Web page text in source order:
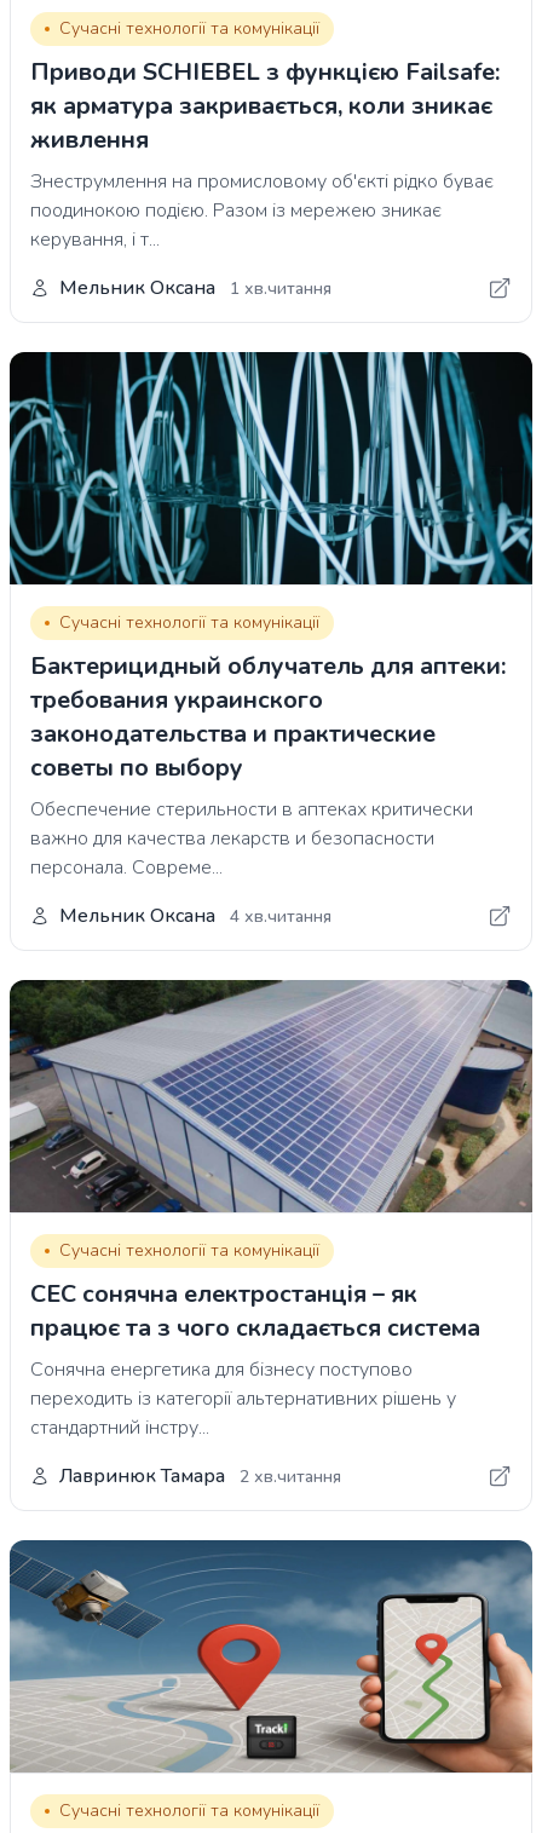
Сучасні технології та комунікації
Приводи SCHIEBEL з функцією Failsafe:
як арматура закривається, коли зникає
живлення
Знеструмлення на промисловому об'єкті рідко буває
поодинокою подією. Разом із мережею зникає
керування, і т...
Мельник Оксана
1 хв.читання
Сучасні технології та комунікації
Бактерицидный облучатель для аптеки:
требования украинского
законодательства и практические
советы по выбору
Обеспечение стерильности в аптеках критически
важно для качества лекарств и безопасности
персонала. Совреме...
Мельник Оксана
4 хв.читання
Сучасні технології та комунікації
СЕС сонячна електростанція – як
працює та з чого складається система
Сонячна енергетика для бізнесу поступово
переходить із категорії альтернативних рішень у
стандартний інстру...
Лавринюк Тамара
2 хв.читання
Сучасні технології та комунікації